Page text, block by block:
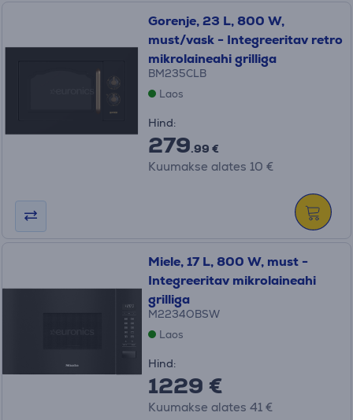
Gorenje, 23 L, 800 W,
must/vask - Integreeritav retro
mikrolaineahi grilliga
BM235CLB
Laos
Hind:
279.99 €
Kuumakse alates 10 €
Miele, 17 L, 800 W, must -
Integreeritav mikrolaineahi
grilliga
M2234OBSW
Laos
Hind:
1229 €
Kuumakse alates 41 €